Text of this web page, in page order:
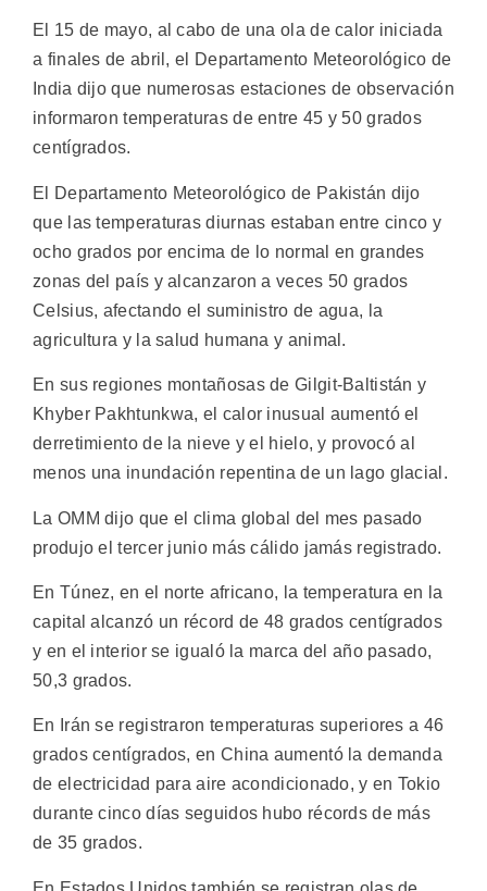
El 15 de mayo, al cabo de una ola de calor iniciada
a finales de abril, el Departamento Meteorológico de
India dijo que numerosas estaciones de observación
informaron temperaturas de entre 45 y 50 grados
centígrados.
El Departamento Meteorológico de Pakistán dijo
que las temperaturas diurnas estaban entre cinco y
ocho grados por encima de lo normal en grandes
zonas del país y alcanzaron a veces 50 grados
Celsius, afectando el suministro de agua, la
agricultura y la salud humana y animal.
En sus regiones montañosas de Gilgit-Baltistán y
Khyber Pakhtunkwa, el calor inusual aumentó el
derretimiento de la nieve y el hielo, y provocó al
menos una inundación repentina de un lago glacial.
La OMM dijo que el clima global del mes pasado
produjo el tercer junio más cálido jamás registrado.
En Túnez, en el norte africano, la temperatura en la
capital alcanzó un récord de 48 grados centígrados
y en el interior se igualó la marca del año pasado,
50,3 grados.
En Irán se registraron temperaturas superiores a 46
grados centígrados, en China aumentó la demanda
de electricidad para aire acondicionado, y en Tokio
durante cinco días seguidos hubo récords de más
de 35 grados.